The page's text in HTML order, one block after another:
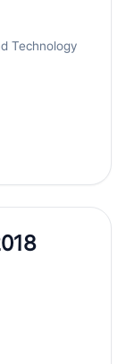
Technology